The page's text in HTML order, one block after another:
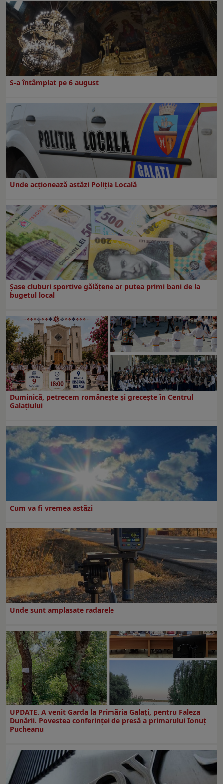
S-a întâmplat pe 6 august
Unde acționează astăzi Poliția Locală
Şase cluburi sportive gălăţene ar putea primi bani de la
bugetul local
Duminică, petrecem româneşte şi greceşte în Centrul
Galaţiului
Cum va fi vremea astăzi
Unde sunt amplasate radarele
UPDATE. A venit Garda la Primăria Galaţi, pentru Faleza
Dunării. Povestea conferinţei de presă a primarului Ionuţ
Pucheanu